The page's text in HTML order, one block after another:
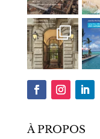
À PROPOS